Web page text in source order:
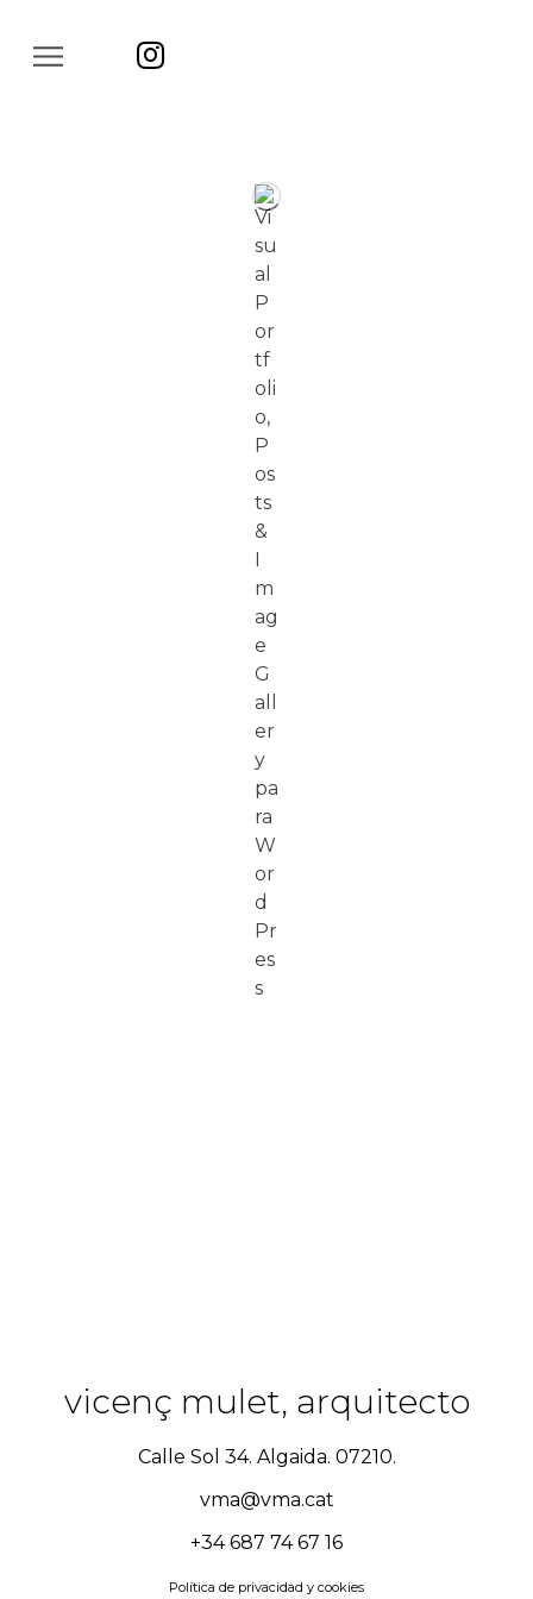
vicenç mulet, arquitecto
Calle Sol 34. Algaida. 07210.
vma@vma.cat
+34 687 74 67 16
Política de privacidad y cookies